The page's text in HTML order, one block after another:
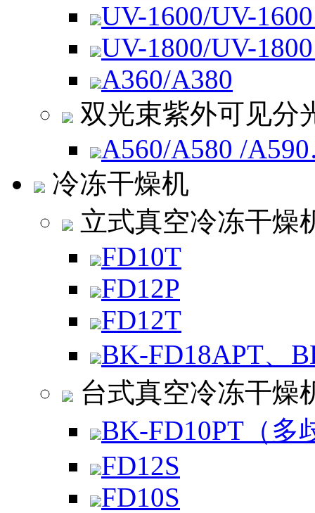
UV-1600/UV-
UV-1800/UV-
A360/A380
双光束紫外可见分
A560/A580 /
冷冻干燥机
立式真空冷冻干燥
FD10T
FD12P
FD12T
BK-FD18APT、
台式真空冷冻干燥
BK-FD10PT（
FD12S
FD10S